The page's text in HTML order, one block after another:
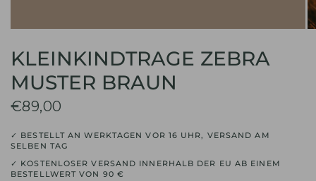
KLEINKINDTRAGE ZEBRA
MUSTER BRAUN
€89,00
✓ BESTELLT AN WERKTAGEN VOR 16 UHR, VERSAND AM
SELBEN TAG
✓ KOSTENLOSER VERSAND INNERHALB DER EU AB EINEM
BESTELLWERT VON 90 €